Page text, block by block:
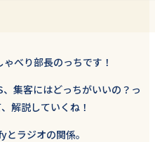
べり部長のっちです！
集客にはどっちがいいの？っ
解説していくね！
ラジオの関係。